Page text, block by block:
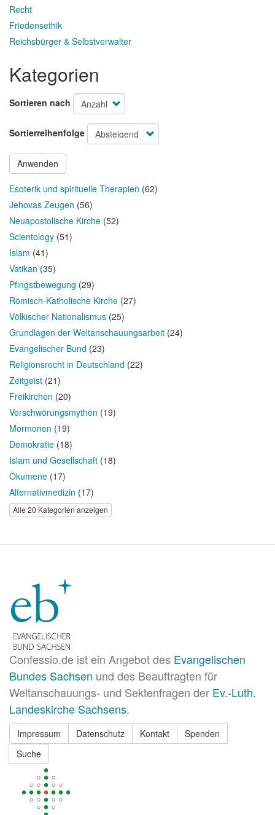
Recht
Friedensethik
Reichsbürger & Selbstverwalter
Kategorien
Sortieren nach
Sortierreihenfolge
Anwenden
Esoterik und spirituelle Therapien (62)
Jehovas Zeugen (56)
Neuapostolische Kirche (52)
Scientology (51)
Islam (41)
Vatikan (35)
Pfingstbewegung (29)
Römisch-Katholische Kirche (27)
Völkischer Nationalismus (25)
Grundlagen der Weltanschauungsarbeit (24)
Evangelischer Bund (23)
Religionsrecht in Deutschland (22)
Zeitgeist (21)
Freikirchen (20)
Verschwörungsmythen (19)
Mormonen (19)
Demokratie (18)
Islam und Gesellschaft (18)
Ökumene (17)
Alternativmedizin (17)
Alle 20 Kategorien anzeigen
Confessio.de ist ein Angebot des Evangelischen
Bundes Sachsen und des Beauftragten für
Weltanschauungs- und Sektenfragen der Ev.-Luth.
Landeskirche Sachsens.
Impressum Datenschutz Kontakt
Spenden
Suche